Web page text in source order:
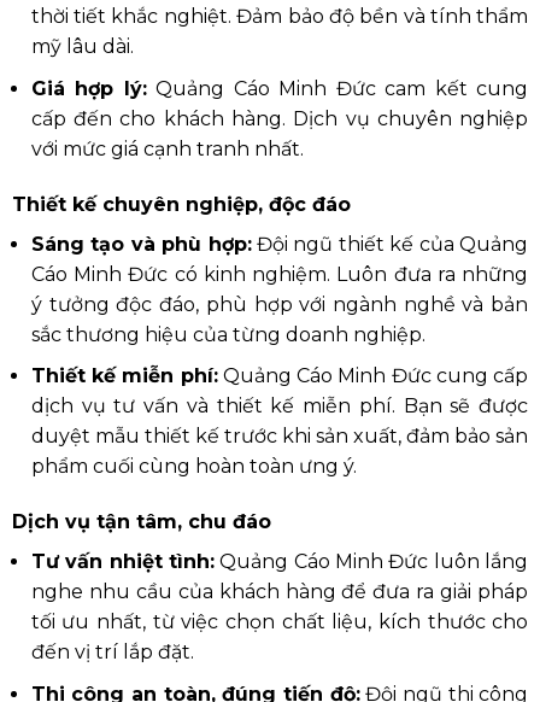
thời tiết khắc nghiệt. Đảm bảo độ bền và tính thẩm
mỹ lâu dài.
Giá hợp lý:Quảng Cáo Minh Đức cam kết cung
cấp đến cho khách hàng. Dịch vụ chuyên nghiệp
với mức giá cạnh tranh nhất.
Thiết kế chuyên nghiệp, độc đáo
Sáng tạo và phù hợp:Đội ngũ thiết kế của Quảng
Cáo Minh Đức có kinh nghiệm. Luôn đưa ra những
ý tưởng độc đáo, phù hợp với ngành nghề và bản
sắc thương hiệu của từng doanh nghiệp.
Thiết kế miễn phí:Quảng Cáo Minh Đức cung cấp
dịch vụ tư vấn và thiết kế miễn phí. Bạn sẽ được
duyệt mẫu thiết kế trước khi sản xuất, đảm bảo sản
phẩm cuối cùng hoàn toàn ưng ý.
Dịch vụ tận tâm, chu đáo
Tư vấn nhiệt tình:Quảng Cáo Minh Đức luôn lắng
nghe nhu cầu của khách hàng để đưa ra giải pháp
tối ưu nhất, từ việc chọn chất liệu, kích thước cho
đến vị trí lắp đặt.
Thi công an toàn, đúng tiến độ:Đội ngũ thi công